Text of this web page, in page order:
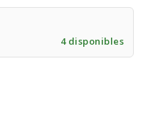
4 disponibles